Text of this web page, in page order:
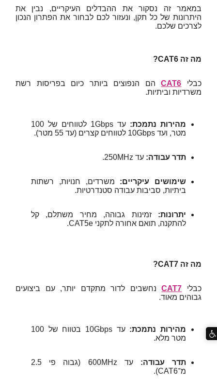
במאמר זה נסקור את ההבדלים העיקריים, נבין את
היתרונות של כל תקן, ונעזור לכם לבחור את הפתרון הנכון
לצרכים שלכם.
מה זה CAT6?
כבלי CAT6הם הנפוצים ביותר כיום בפריסות רשת
משרדיות וביתיות.
מהירות נתמכת:
עד 1Gbps לטווחים של 100
מטר, ועד 10Gbps לטווחים קצרים (עד 55 מטר).
תדר עבודה: עד ‎250MHz‎.
שימושים עיקריים: משרדים, חנויות, רשתות
ביתיות, סביבות עבודה סטנדרטיות.
יתרונות: זמינות גבוהה, מחיר משתלם, קל
להתקנה, תואם אחורה לתקני CAT5e.
מה זה CAT7?
כבלי CAT7נחשבים לדור מתקדם יותר, עם ביצועים
גבוהים מאוד.
מהירות נתמכת:
עד 10Gbps בטווח של 100
מטר מלא.
תדר עבודה:
עד ‎600MHz‎ (גבוה פי 2.5
מ־CAT6).